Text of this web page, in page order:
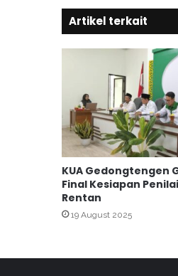
i
m
a
t
m
m
d
i
y
a
a
Artikel terkait
KUA Gedongtengen
Final Kesiapan
Rentan
19 August 2025